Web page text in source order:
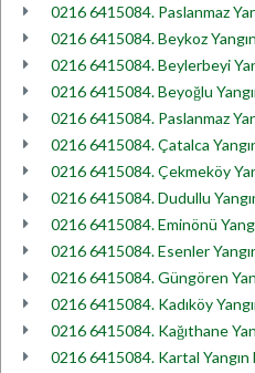
0216 6415084. Paslanmaz
0216 6415084. Beykoz
0216 6415084. Beylerbeyi
0216 6415084. Beyoğlu
0216 6415084. Paslanmaz
0216 6415084. Çatalca
0216 6415084. Çekmeköy
0216 6415084. Dudullu
0216 6415084. Eminönü
0216 6415084. Esenler
0216 6415084. Güngören
0216 6415084. Kadıköy
0216 6415084. Kağıthane
0216 6415084. Kartal